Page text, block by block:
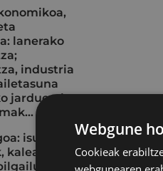
lanerako
industria
jarduerak
isunak eta
kalean
aire
Webgune
Cookieak